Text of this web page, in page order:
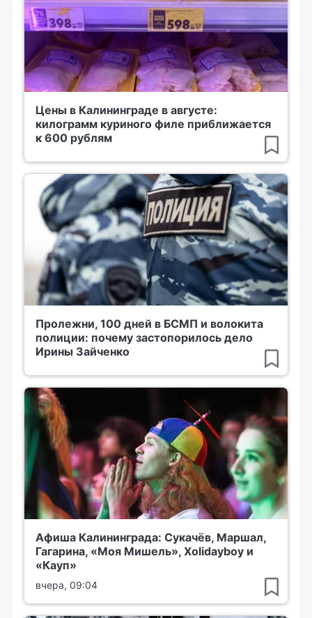
Цены в Калининграде в августе:
килограмм куриного филе приближается
к 600 рублям
Пролежни, 100 дней в БСМП и волокита
полиции: почему застопорилось дело
Ирины Зайченко
Афиша Калининграда: Сукачёв, Маршал,
Гагарина, «Моя Мишель», Xolidayboy и
«Кауп»
вчера, 09:04